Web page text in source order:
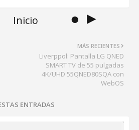
Inicio ● ►
MÁS RECIENTES
Liverppol: Pantalla LG QNED
SMART TV de 55 pulgadas
4K/UHD 55QNED80SQA con
WebOS
ENTRADAS